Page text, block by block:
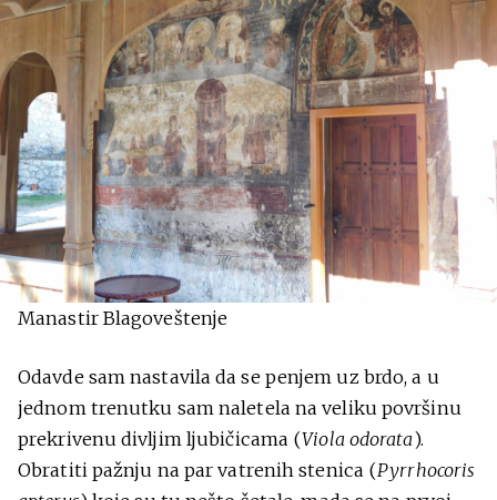
Manastir Blagoveštenje
Odavde sam nastavila da se penjem uz brdo, a u
jednom trenutku sam naletela na veliku površinu
prekrivenu divljim ljubičicama (Viola odorata).
Obratiti pažnju na par vatrenih stenica (Pyrrhocoris